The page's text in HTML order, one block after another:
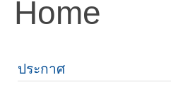
Home
ประกาศ